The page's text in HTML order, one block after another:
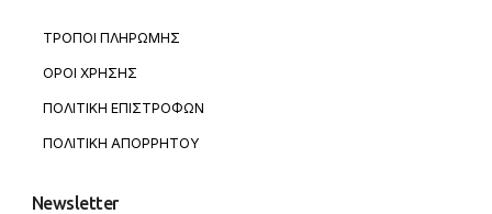
ΤΡΟΠΟΙ ΠΛΗΡΩΜΗΣ
ΟΡΟΙ ΧΡΗΣΗΣ
ΠΟΛΙΤΙΚΗ ΕΠΙΣΤΡΟΦΩΝ
ΠΟΛΙΤΙΚΗ ΑΠΟΡΡΗΤΟΥ
Newsletter